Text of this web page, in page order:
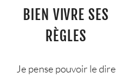
BIEN VIVRE SES
RÈGLES
Je pense pouvoir le dire